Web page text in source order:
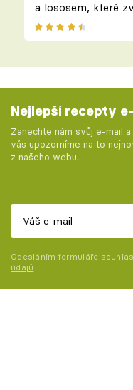
a lososem, které
Nejlepší recepty
Zanechte nám svůj e-mail
vás upozorníme na to
z našeho webu.
Odesláním formuláře
údajů